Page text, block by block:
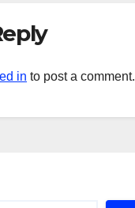
in to post a comment.